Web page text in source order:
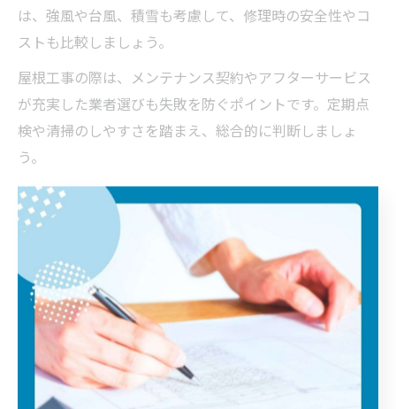
は、強風や台風、積雪も考慮して、修理時の安全性やコ
ストも比較しましょう。
屋根工事の際は、メンテナンス契約やアフターサービス
が充実した業者選びも失敗を防ぐポイントです。定期点
検や清掃のしやすさを踏まえ、総合的に判断しましょ
う。
屋根工事で避けたい短命な屋根材の見分け方
屋根工事で避けたいのは、短命な屋根材を選んでしまう
ことです。耐用年数が短い屋根材は、表面の塗装や加工
が不十分だったり、安価な素材を使っているケースが多
く、数年で劣化や雨漏りが発生するリスクがあります。
見分け方としては、メーカー保証が短い、施工実績が少
ない、専門業者からの評価が低い素材には注意が必要で